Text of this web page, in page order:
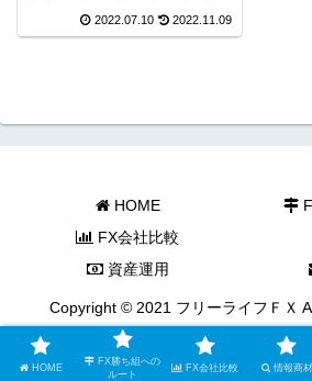
2022.07.10 2022.11.09
HOME
FX会社比較
資産運用
Copyright © 2021 フリーライフＦＸ
HOME
FX勝ち組への
ルート
FX会社比較 情報商材